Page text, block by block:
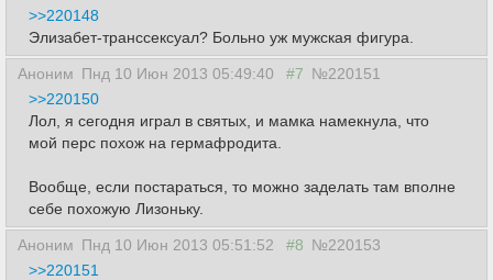
>>220148
Элизабет-транссексуал? Больно уж мужская фигура.
Аноним Пнд 10 Июн 2013 05:49:40 #7 №220151
>>220150
Лол, я сегодня играл в святых, и мамка намекнула, что
мой перс похож на гермафродита.
Вообще, если постараться, то можно заделать там вполне
себе похожую Лизоньку.
Аноним Пнд 10 Июн 2013 05:51:52 #8 №220153
>>220151